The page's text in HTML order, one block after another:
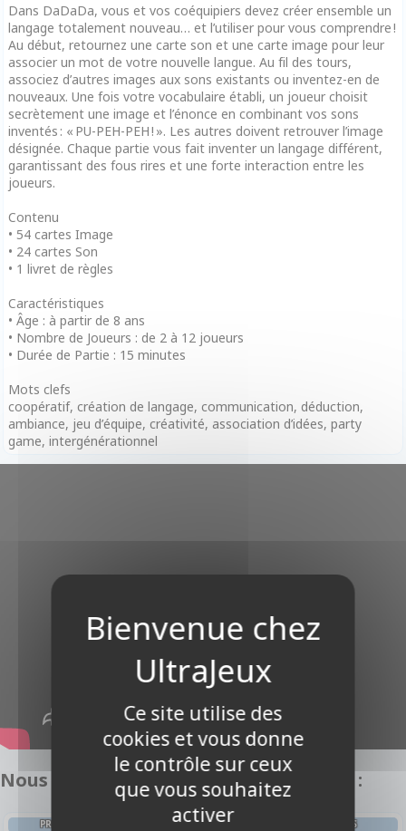
Dans DaDaDa, vous et vos coéquipiers devez créer ensemble un
langage totalement nouveau… et l’utiliser pour vous comprendre !
Au début, retournez une carte son et une carte image pour leur
associer un mot de votre nouvelle langue. Au fil des tours,
associez d’autres images aux sons existants ou inventez-en de
nouveaux. Une fois votre vocabulaire établi, un joueur choisit
secrètement une image et l’énonce en combinant vos sons
inventés : « PU-PEH-PEH ! ». Les autres doivent retrouver l’image
désignée. Chaque partie vous fait inventer un langage différent,
garantissant des fous rires et une forte interaction entre les
joueurs.
Contenu
• 54 cartes Image
• 24 cartes Son
• 1 livret de règles
Caractéristiques
• Âge : à partir de 8 ans
• Nombre de Joueurs : de 2 à 12 joueurs
• Durée de Partie : 15 minutes
Mots clefs
coopératif, création de langage, communication, déduction,
ambiance, jeu d’équipe, créativité, association d’idées, party
game, intergénérationnel
Nous vous recommandons également :
PROTÈGES CARTES STANDARD FRIANDISES & BOISSONS
Ce site utilise des
cookies et vous donne
le contrôle sur ceux
que vous souhaitez
activer